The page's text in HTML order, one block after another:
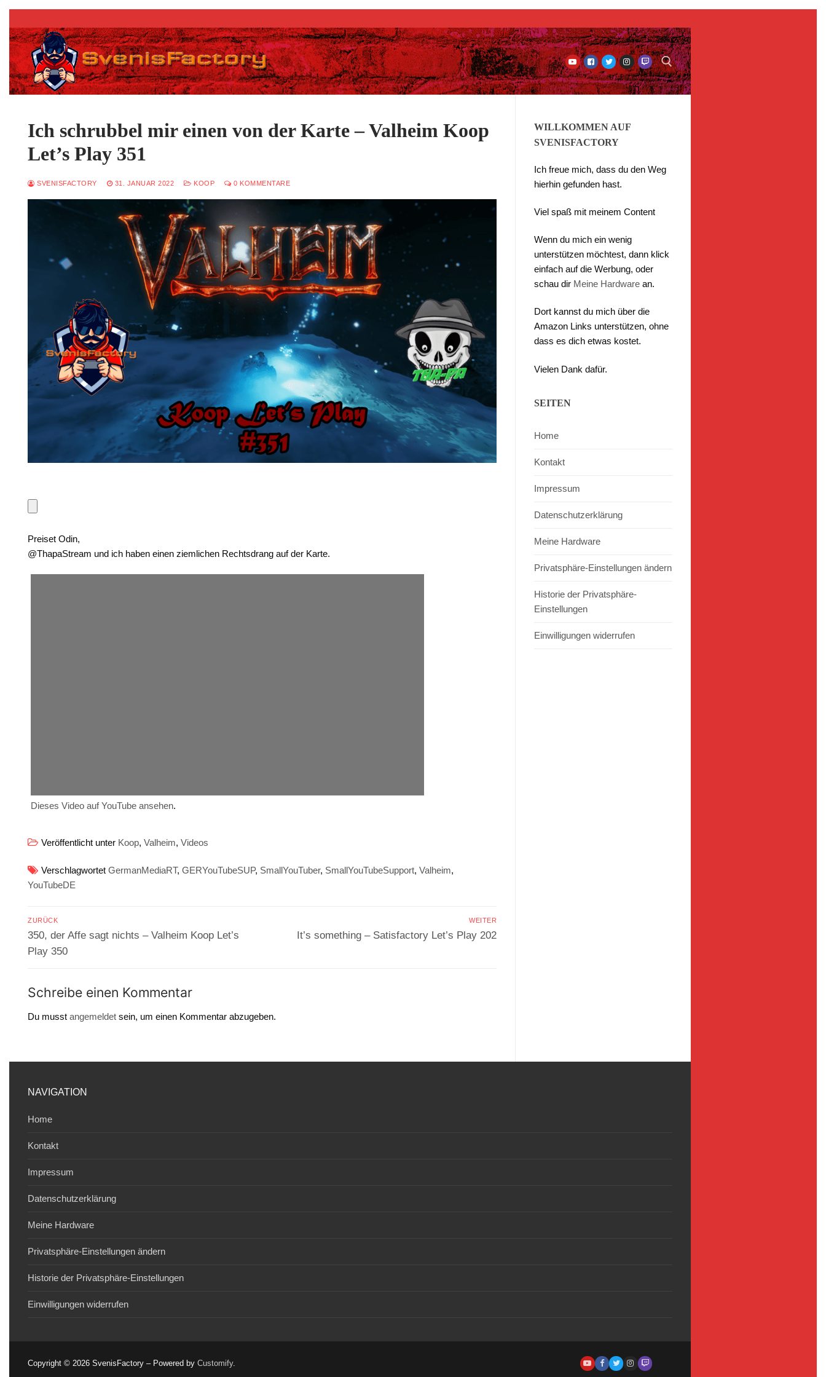
Zum
Inhalt
springen
Ich schrubbel mir einen von der Karte – Valheim Koop
Let’s Play 351
SVENISFACTORY 31. JANUAR 2022 KOOP 0 KOMMENTARE
Preiset Odin,
@ThapaStream und ich haben einen ziemlichen Rechtsdrang auf der Karte.
Dieses Video auf YouTube ansehen.
Veröffentlicht unter Koop, Valheim, Videos
Verschlagwortet GermanMediaRT, GERYouTubeSUP, SmallYouTuber, SmallYouTubeSupport, Valheim,
YouTubeDE
Beitragsnavigation
ZURÜCK
Vorheriger
Beitrag:
350, der Affe sagt nichts – Valheim Koop Let’s
Play 350
WEITER
Nächster
It’s something – Satisfactory Let’s Play 202
Schreibe einen Kommentar
Du musst angemeldet sein, um einen Kommentar abzugeben.
WILLKOMMEN AUF
SVENISFACTORY
Ich freue mich, dass du den Weg
hierhin gefunden hast.
Viel spaß mit meinem Content
Wenn du mich ein wenig
unterstützen möchtest, dann klick
einfach auf die Werbung, oder
schau dir Meine Hardware an.
Dort kannst du mich über die
Amazon Links unterstützen, ohne
dass es dich etwas kostet.
Vielen Dank dafür.
SEITEN
Home
Kontakt
Impressum
Datenschutzerklärung
Meine Hardware
Privatsphäre-Einstellungen ändern
Historie der Privatsphäre-
Einstellungen
Einwilligungen widerrufen
NAVIGATION
Home
Kontakt
Impressum
Datenschutzerklärung
Meine Hardware
Privatsphäre-Einstellungen ändern
Historie der Privatsphäre-Einstellungen
Einwilligungen widerrufen
Copyright © 2026 SvenisFactory – Powered by Customify.